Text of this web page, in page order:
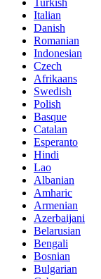
Turkish
Italian
Danish
Romanian
Indonesian
Czech
Afrikaans
Swedish
Polish
Basque
Catalan
Esperanto
Hindi
Lao
Albanian
Amharic
Armenian
Azerbaijani
Belarusian
Bengali
Bosnian
Bulgarian